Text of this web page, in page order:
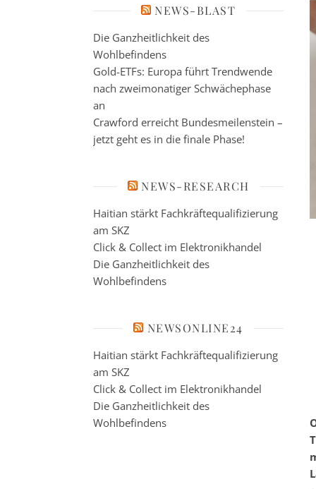
NEWS-BLAST
Die Ganzheitlichkeit des
Wohlbefindens
Gold-ETFs: Europa führt Trendwende
nach zweimonatiger Schwächephase
an
Crawford erreicht Bundesmeilenstein –
jetzt geht es in die finale Phase!
NEWS-RESEARCH
Haitian stärkt Fachkräftequalifizierung
am SKZ
Click & Collect im Elektronikhandel
Die Ganzheitlichkeit des
Wohlbefindens
NEWSONLINE24
Haitian stärkt Fachkräftequalifizierung
am SKZ
Click & Collect im Elektronikhandel
Die Ganzheitlichkeit des
Wohlbefindens